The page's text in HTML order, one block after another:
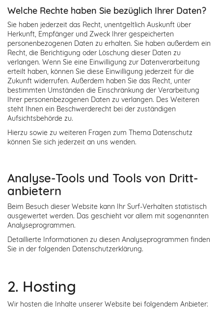
Welche Rechte haben Sie bezüglich Ihrer Daten?
Sie haben jederzeit das Recht, unentgeltlich Auskunft über
Herkunft, Empfänger und Zweck Ihrer gespeicherten
personenbezogenen Daten zu erhalten. Sie haben außerdem ein
Recht, die Berichtigung oder Löschung dieser Daten zu
verlangen. Wenn Sie eine Einwilligung zur Datenverarbeitung
erteilt haben, können Sie diese Einwilligung jederzeit für die
Zukunft widerrufen. Außerdem haben Sie das Recht, unter
bestimmten Umständen die Einschränkung der Verarbeitung
Ihrer personenbezogenen Daten zu verlangen. Des Weiteren
steht Ihnen ein Beschwerderecht bei der zuständigen
Aufsichtsbehörde zu.
Hierzu sowie zu weiteren Fragen zum Thema Datenschutz
können Sie sich jederzeit an uns wenden.
Analyse-Tools und Tools von Dritt­
anbietern
Beim Besuch dieser Website kann Ihr Surf-Verhalten statistisch
ausgewertet werden. Das geschieht vor allem mit sogenannten
Analyseprogrammen.
Detaillierte Informationen zu diesen Analyseprogrammen finden
Sie in der folgenden Datenschutzerklärung.
2. Hosting
Wir hosten die Inhalte unserer Website bei folgendem Anbieter: